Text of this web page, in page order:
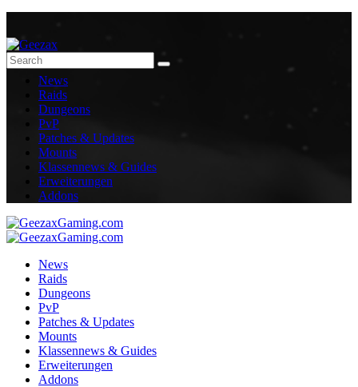
News
Raids
Dungeons
PvP
Patches & Updates
Mounts
Klassennews & Guides
Erweiterungen
Addons
News
Raids
Dungeons
PvP
Patches & Updates
Mounts
Klassennews & Guides
Erweiterungen
Addons